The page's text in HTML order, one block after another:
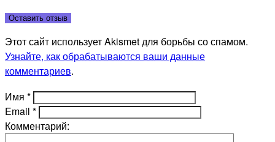
Этот сайт использует Akismet для борьбы со спамом.
Узнайте, как обрабатываются ваши данные
комментариев.
Имя *
Email *
Комментарий: